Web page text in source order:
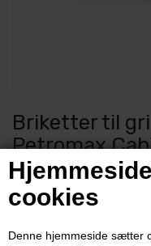
cookies
Denne hjemmeside sætter
Briketter til
Petromax
Varenummer:
gløder med høj varme og